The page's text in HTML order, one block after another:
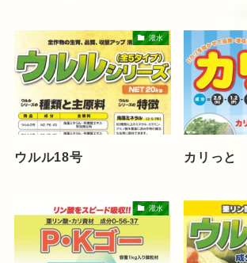
灌水
ウルル18号 カリっと
灌水